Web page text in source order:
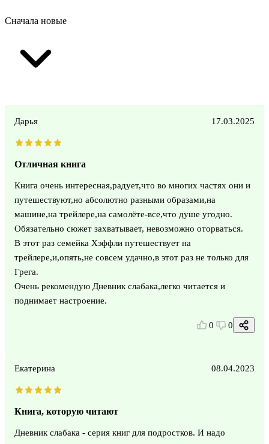
Сначала новые
Дарья 17.03.2025
Отличная книга
Книга очень интересная,радует,что во многих частях они и
путешествуют,но абсолютно разными образами,на
машине,на трейлере,на самолёте-все,что душе угодно.
Обязательно сюжет захватывает, невозможно оторваться.
В этот раз семейка Хэффли путешествует на
трейлере,и,опять,не совсем удачно,в этот раз не только для
Грега.
Очень рекомендую Дневник слабака,легко читается и
поднимает настроение.
0 0
Екатерина 08.04.2023
Книга, которую читают
Дневник слабака - серия книг для подростков. И надо